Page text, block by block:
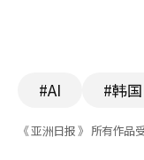
#AI #韩国
《 亚洲日报 》 所有作品